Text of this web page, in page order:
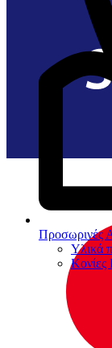
Προσωρινές
Υλικά